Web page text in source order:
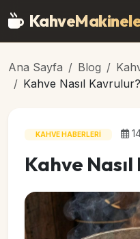
Ana Sayfa Blog
Kahve Nasıl Kavrulur?
KAHVE HABERLERI
Kahve